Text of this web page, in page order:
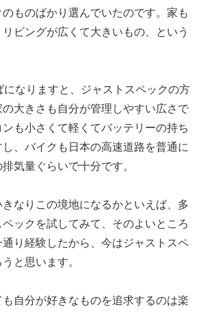
ものばかり選んでいたのです。家も
ビングが広くて大きいもの、という
になりますと、ジャストスペックの方
大きさも自分が管理しやすい広さで
も小さくて軽くてバッテリーの持ち
、バイクも日本の高速道路を普通に
気量ぐらいで十分です。
なりこの境地になるかといえば、多
ックを試してみて、そのよいところ
り経験したから、今はジャストスペ
と思います。
自分が好きなものを追求するのは楽